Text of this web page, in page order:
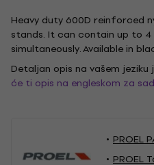
Heavy duty 600D reinforced
stands. It can contain up to
simultaneously. Available in
Detaljan opis na vašem jeziku
će ti opis na engleskom za
PROEL
PROEL